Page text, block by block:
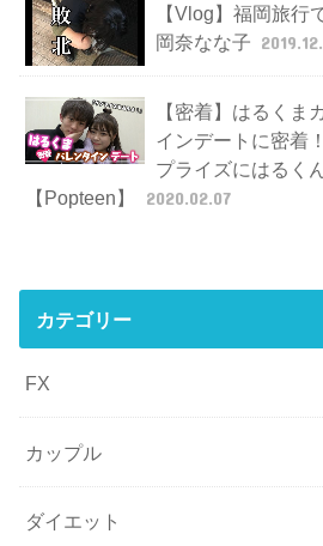
【Vlog】福岡旅行
岡奈なな子
【密着】はるくま
インデートに密着
プライズにはるく
【Popteen】
2020.02.07
カテゴリー
FX
カップル
ダイエット